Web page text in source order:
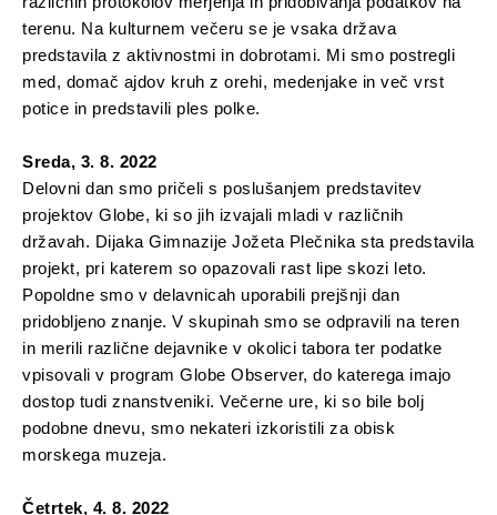
terenu. Na kulturnem večeru se je vsaka država
predstavila z aktivnostmi in dobrotami. Mi smo postregli
med, domač ajdov kruh z orehi, medenjake in več vrst
potice in predstavili ples polke.
Sreda, 3. 8. 2022
Delovni dan smo pričeli s poslušanjem predstavitev
projektov Globe, ki so jih izvajali mladi v različnih
državah. Dijaka Gimnazije Jožeta Plečnika sta predstavila
projekt, pri katerem so opazovali rast lipe skozi leto.
Popoldne smo v delavnicah uporabili prejšnji dan
pridobljeno znanje. V skupinah smo se odpravili na teren
in merili različne dejavnike v okolici tabora ter podatke
vpisovali v program Globe Observer, do katerega imajo
dostop tudi znanstveniki. Večerne ure, ki so bile bolj
podobne dnevu, smo nekateri izkoristili za obisk
morskega muzeja.
Četrtek, 4. 8. 2022